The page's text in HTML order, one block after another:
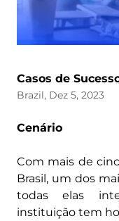
Casos de
Brazil, Dez 5, 2023
Cenário
Com mais de
Brasil, um dos
todas elas
instituição tem